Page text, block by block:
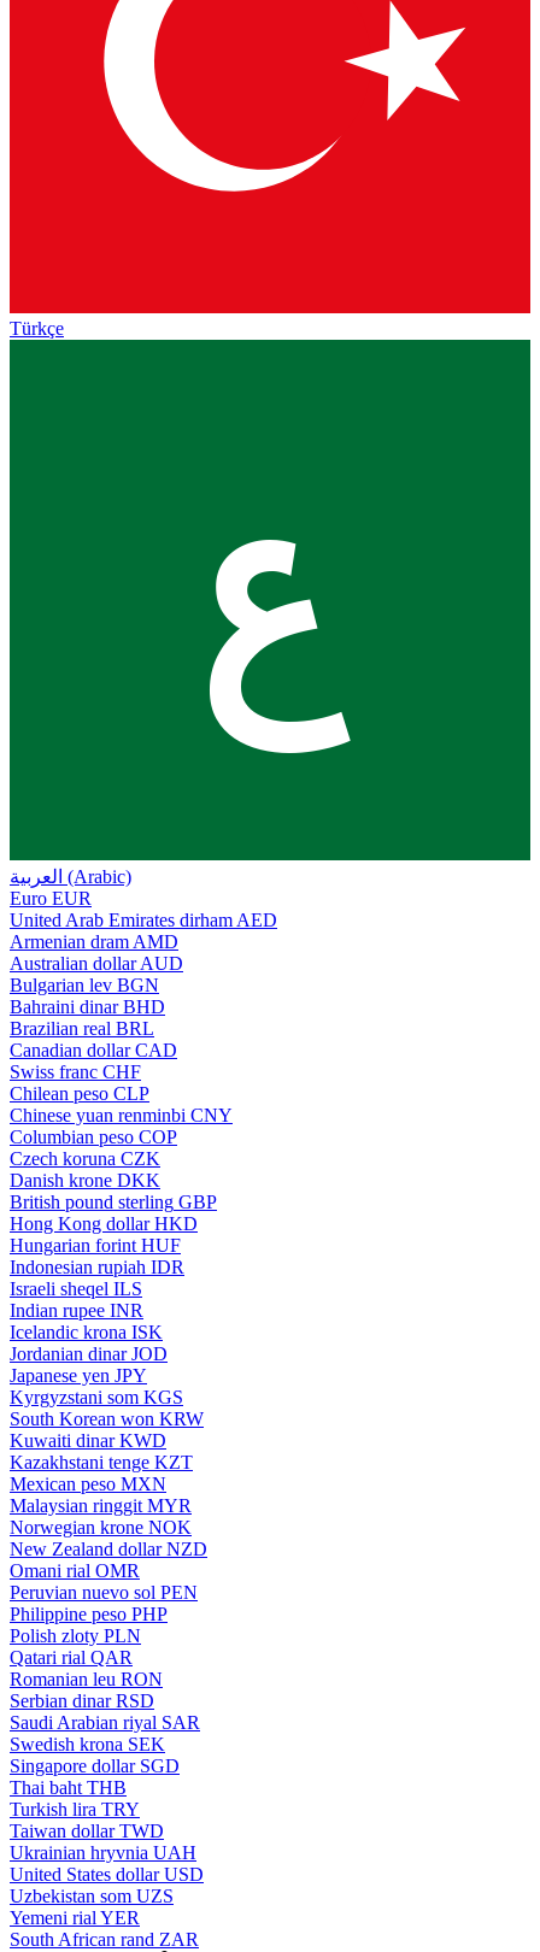
Türkçe
ع
العربية (Arabic)
Euro EUR
United Arab Emirates dirham AED
Armenian dram AMD
Australian dollar AUD
Bulgarian lev BGN
Bahraini dinar BHD
Brazilian real BRL
Canadian dollar CAD
Swiss franc CHF
Chilean peso CLP
Chinese yuan renminbi CNY
Columbian peso COP
Czech koruna CZK
Danish krone DKK
British pound sterling GBP
Hong Kong dollar HKD
Hungarian forint HUF
Indonesian rupiah IDR
Israeli sheqel ILS
Indian rupee INR
Icelandic krona ISK
Jordanian dinar JOD
Japanese yen JPY
Kyrgyzstani som KGS
South Korean won KRW
Kuwaiti dinar KWD
Kazakhstani tenge KZT
Mexican peso MXN
Malaysian ringgit MYR
Norwegian krone NOK
New Zealand dollar NZD
Omani rial OMR
Peruvian nuevo sol PEN
Philippine peso PHP
Polish zloty PLN
Qatari rial QAR
Romanian leu RON
Serbian dinar RSD
Saudi Arabian riyal SAR
Swedish krona SEK
Singapore dollar SGD
Thai baht THB
Turkish lira TRY
Taiwan dollar TWD
Ukrainian hryvnia UAH
United States dollar USD
Uzbekistan som UZS
Yemeni rial YER
South African rand ZAR